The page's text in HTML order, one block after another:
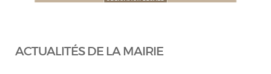
ACTUALITÉS DE LA MAIRIE